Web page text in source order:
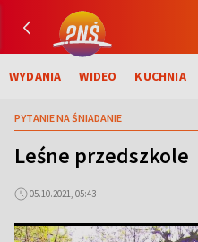
WYDANIA WIDEO KUCHNIA
PYTANIE NA ŚNIADANIE
Leśne przedszkole
05.10.2021, 05:43